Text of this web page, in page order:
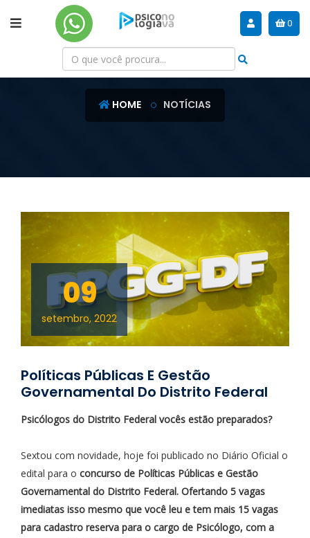
0
NOTÍCIAS
HOME NOTÍCIAS
09
setembro, 2022
Políticas Públicas E Gestão
Governamental Do Distrito Federal
Psicólogos do Distrito Federal vocês estão preparados?
Sextou com novidade, hoje foi publicado no Diário Oficial o
edital para o concurso de Políticas Públicas e Gestão
Governamental do Distrito Federal. Ofertando 5 vagas
imediatas isso mesmo que você leu e tem mais 15 vagas
para cadastro reserva para o cargo de Psicólogo, com a